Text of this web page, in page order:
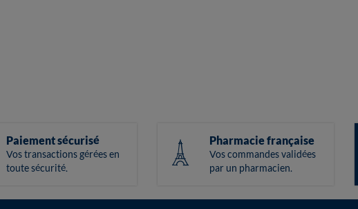
Paiement sécurisé
Vos transactions gérées en
toute sécurité.
Pharmacie française
Vos commandes validées
par un pharmacien.